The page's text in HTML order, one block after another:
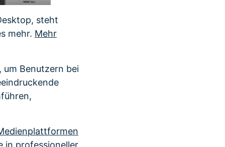
steht
mehr. Mehr
um Benutzern bei
in professioneller